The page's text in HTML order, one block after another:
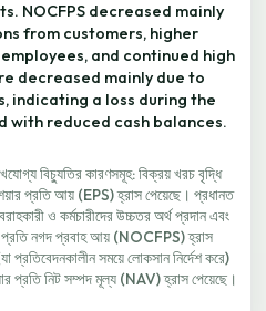
NOCFPS decreased mainly
from customers, higher
and continued high
decreased mainly due to
indicating a loss during the
with reduced cash balances.
বিচ্যুতির কারণসমূহ: বিক্রয় খরচ বৃদ্ধি
প্রতি আয় (EPS) হ্রাস পেয়েছে। প্রধানত
ও কর্মচারীদের উচ্চতর অর্থ প্রদান এবং
প্রতি নগদ প্রবাহ আয় (NOCFPS) হ্রাস
প্রতিবেদনকালীন সময়ে লোকসান নির্দেশ করে)
প্রতি নিট সম্পদ মূল্য (NAV) হ্রাস পেয়েছে।